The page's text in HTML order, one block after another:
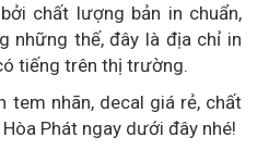
chất lượng bản in chuẩn,
những thế, đây là địa chỉ in
tiếng trên thị trường.
tem nhãn, decal giá rẻ, chất
Phát ngay dưới đây nhé!